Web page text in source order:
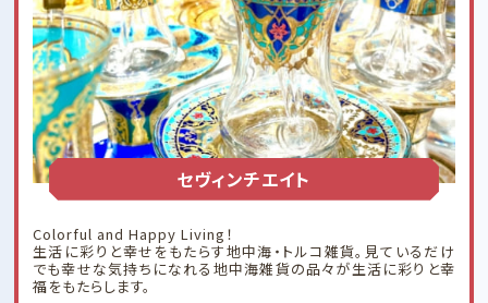
セヴィンチエイト
Colorful and Happy Living！
生活に彩りと幸せをもたらす地中海・トルコ雑貨。見ているだけ
でも幸せな気持ちになれる地中海雑貨の品々が生活に彩りと幸
福をもたらします。